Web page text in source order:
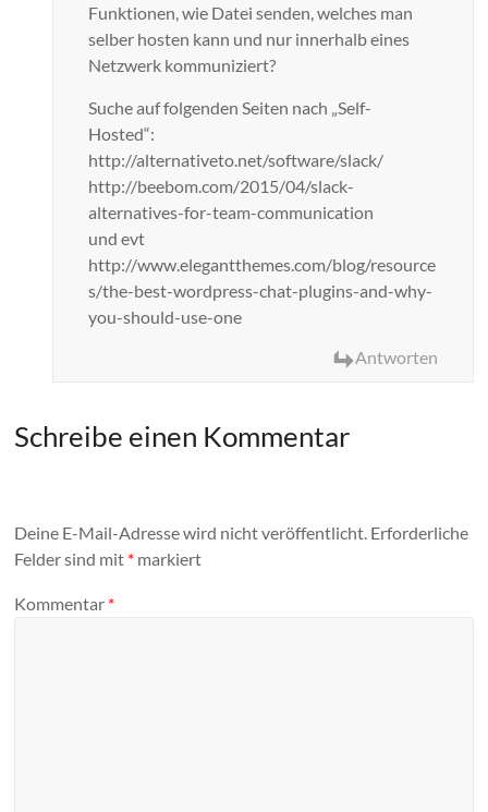
Funktionen, wie Datei senden, welches man
selber hosten kann und nur innerhalb eines
Netzwerk kommuniziert?
Suche auf folgenden Seiten nach „Self-
Hosted“:
http://alternativeto.net/software/slack/
http://beebom.com/2015/04/slack-
alternatives-for-team-communication
und evt
http://www.elegantthemes.com/blog/resource
s/the-best-wordpress-chat-plugins-and-why-
you-should-use-one
Antworten
Schreibe einen Kommentar
Deine E-Mail-Adresse wird nicht veröffentlicht. Erforderliche
Felder sind mit * markiert
Kommentar *